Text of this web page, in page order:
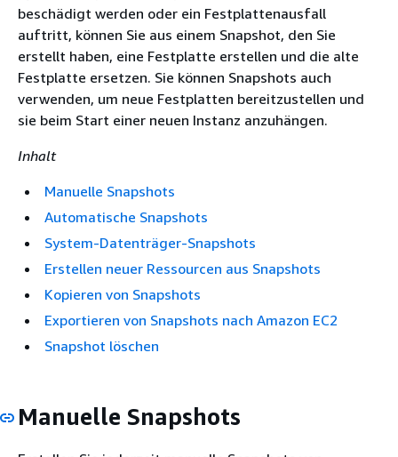
beschädigt werden oder ein Festplattenausfall
auftritt, können Sie aus einem Snapshot, den Sie
erstellt haben, eine Festplatte erstellen und die alte
Festplatte ersetzen. Sie können Snapshots auch
verwenden, um neue Festplatten bereitzustellen und
sie beim Start einer neuen Instanz anzuhängen.
Inhalt
Manuelle Snapshots
Automatische Snapshots
System-Datenträger-Snapshots
Erstellen neuer Ressourcen aus Snapshots
Kopieren von Snapshots
Exportieren von Snapshots nach Amazon EC2
Snapshot löschen
Manuelle Snapshots